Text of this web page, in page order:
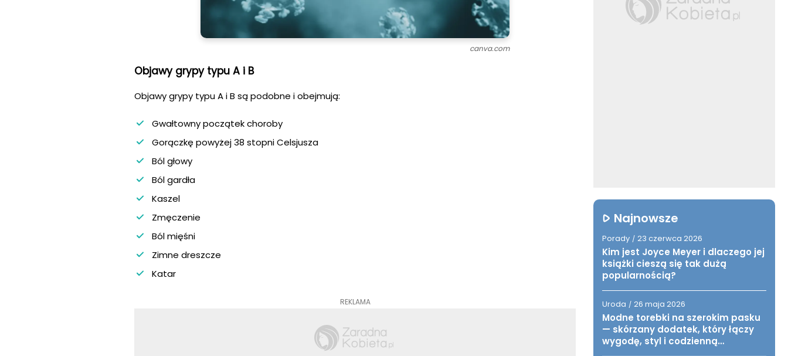
canva.com
Objawy grypy typu A i B
Objawy grypy typu A i B są podobne i obejmują:
Gwałtowny początek choroby
Gorączkę powyżej 38 stopni Celsjusza
Ból głowy
Ból gardła
Kaszel
Zmęczenie
Ból mięśni
Zimne dreszcze
Katar
REKLAMA
Najnowsze
Porady / 23 czerwca 2026
Kim jest Joyce Meyer i dlaczego jej
książki cieszą się tak dużą
popularnością?
Uroda / 26 maja 2026
Modne torebki na szerokim pasku
— skórzany dodatek, który łączy
wygodę, styl i codzienną